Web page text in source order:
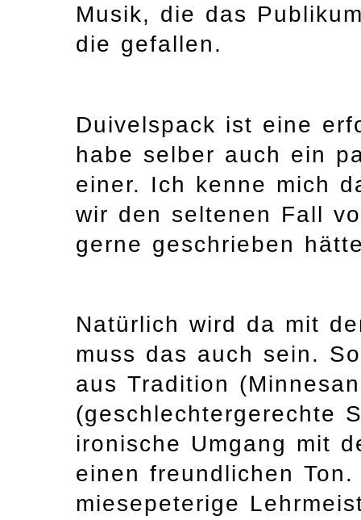
Musik, die das
die gefallen.
Duivelspack ist eine
habe selber auch ein
einer. Ich kenne mich
wir den seltenen Fall
gerne geschrieben
Natürlich wird da mit
muss das auch sein.
aus Tradition
(geschlechtergerechte
ironische Umgang mit
einen freundlichen
miesepeterige